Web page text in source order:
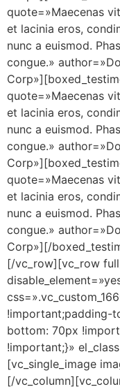
quote=»Maecenas
et lacinia eros,
nunc a euismod.
congue.»
quote=»Maecenas
et lacinia eros,
nunc a euismod.
congue.»
quote=»Maecenas
et lacinia eros,
nunc a euismod.
congue.»
Corp»][/
[/vc_row][vc_row
!important;padding-
bottom: 70px
!important;}»
[vc_single_image
[/